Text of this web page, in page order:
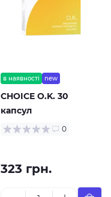
в наявності new
CHOICE O.K. 30
капсул
0
323 грн.